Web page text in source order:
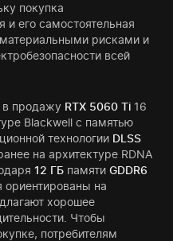
покупка
и его самостоятельная
рисками и
всей
в продажу RTX 5060 Ti 16
Blackwell с памятью
технологии DLSS
на архитектуре RDNA
12 ГБ памяти GDDR6
на
хорошее
Чтобы
потребителям